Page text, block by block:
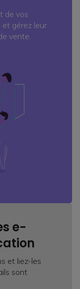
de vos
et gérez leur
vente.
e-
et liez-les
sont